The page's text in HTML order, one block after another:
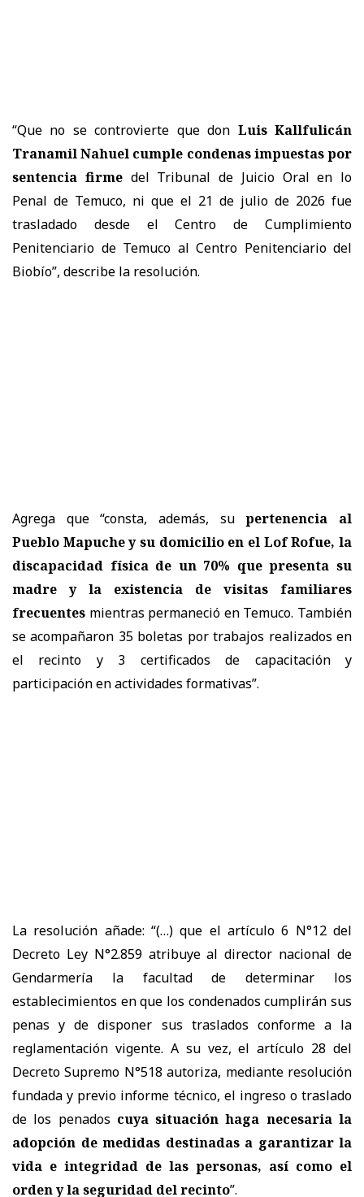
“Que no se controvierte que don Luis Kallfulicán
Tranamil Nahuel cumple condenas impuestas por
sentencia firmedel Tribunal de Juicio Oral en lo
Penal de Temuco, ni que el 21 de julio de 2026 fue
trasladado desde el Centro de Cumplimiento
Penitenciario de Temuco al Centro Penitenciario del
Biobío”, describe la resolución.
Agrega que “consta, además, supertenencia al
Pueblo Mapuche y su domicilio en el Lof Rofue, la
discapacidad física de un 70% que presenta su
madre y la existencia de visitas familiares
frecuentes mientras permaneció en Temuco. También
se acompañaron 35 boletas por trabajos realizados en
el recinto y 3 certificados de capacitación y
participación en actividades formativas”.
La resolución añade: “(…) que el artículo 6 N°12 del
Decreto Ley N°2.859 atribuye al director nacional de
Gendarmería la facultad de determinar los
establecimientos en que los condenados cumplirán sus
penas y de disponer sus traslados conforme a la
reglamentación vigente. A su vez, el artículo 28 del
Decreto Supremo N°518 autoriza, mediante resolución
fundada y previo informe técnico, el ingreso o traslado
de los penados cuya situación haga necesaria la
adopción de medidas destinadas a garantizar la
vida e integridad de las personas, así como el
orden y la seguridad del recinto”.